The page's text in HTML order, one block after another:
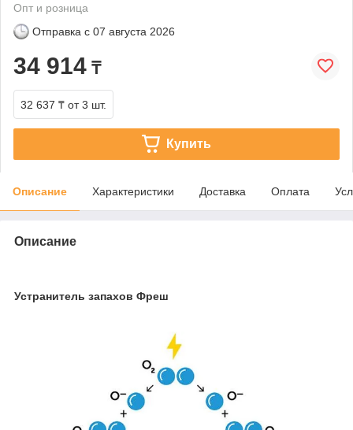
Опт и розница
Отправка с 07 августа 2026
34 914 ₸
32 637 ₸ от 3 шт.
Купить
Описание Характеристики Доставка Оплата
Описание
Устранитель запахов Фреш